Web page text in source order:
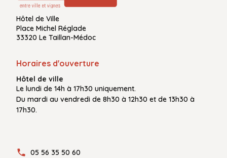
Hôtel de Ville
Place Michel Réglade
33320 Le Taillan-Médoc
Horaires d'ouverture
Hôtel de ville
Le lundi de 14h à 17h30 uniquement.
Du mardi au vendredi de 8h30 à 12h30 et de 13h30 à
17h30.
05 56 35 50 60